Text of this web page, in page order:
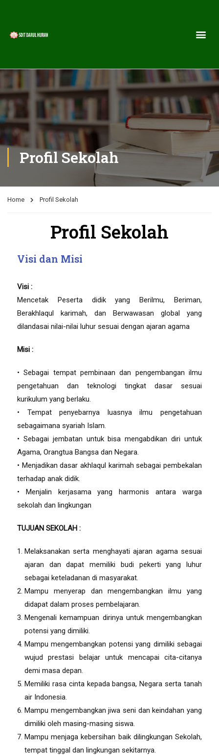
Profil Sekolah
Home Profil Sekolah
Profil Sekolah
Visi dan Misi
Visi :
Mencetak Peserta didik yang Berilmu, Beriman,
Berakhlaqul karimah, dan Berwawasan global yang
dilandasai nilai-nilai luhur sesuai dengan ajaran agama
Misi :
• Sebagai tempat pembinaan dan pengembangan ilmu
pengetahuan dan teknologi tingkat dasar sesuai
kurikulum yang berlaku.
• Tempat penyebarnya luasnya ilmu pengetahuan
sebagaimana syariah Islam.
• Sebagai jembatan untuk bisa mengabdikan diri untuk
Agama, Orangtua Bangsa dan Negara.
• Menjadikan dasar akhlaqul karimah sebagai pembekalan
terhadap anak didik.
• Menjalin kerjasama yang harmonis antara warga
sekolah dan lingkungan
TUJUAN SEKOLAH :
Melaksanakan serta menghayati ajaran agama sesuai
ajaran dan dapat memiliki budi pekerti yang luhur
sebagai keteladanan di masyarakat.
Mampu menyerap dan mengembangkan ilmu yang
didapat dalam proses pembelajaran.
Mengenali kemampuan dirinya untuk mengembangkan
potensi yang dimiliki.
Mampu mengembangkan potensi yang dimiliki sebagai
wujud prestasi belajar untuk mencapai cita-citanya
demi masa depan.
Memiliki rasa cinta kepada bangsa, Negara serta tanah
air Indonesia.
Mampu mengembangkan jiwa seni dan keindahan yang
dimiliki oleh masing-masing siswa.
Mampu menjaga kebersihan baik dilingkungan Sekolah,
tempat tinggal dan lingkungan sekitarnya.